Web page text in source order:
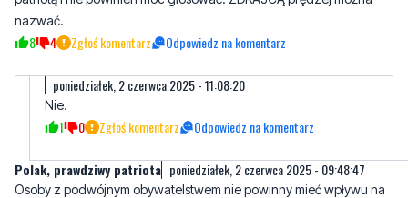
poniedziałek, 2 czerwca 2025 - 11:08:20
Nie.
Polak, prawdziwy patriota
Osoby z podwójnym obywatelstwem nie powinny mieć wpływu na
7 0 Zgłoś komentarz Odpowiedz na komentarz